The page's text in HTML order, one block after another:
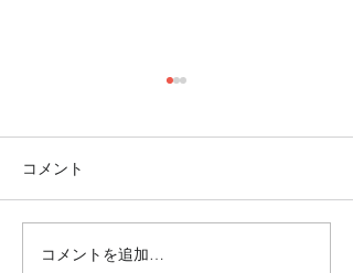
第43期通常総会を開催い
コメント
コメントを追加…